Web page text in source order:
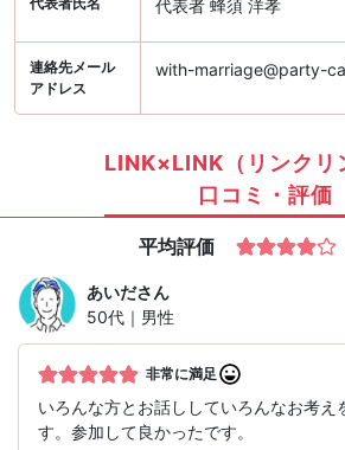
代表者 蜂須 洋孝
連絡先メール
アドレス
with-marriage@party-
LINK×LINK（リンクリ
口コミ・評価
平均評価
あいださん
50代｜男性
非常に満足
いろんな方とお話ししていろんなお考え
す。参加して良かったです。